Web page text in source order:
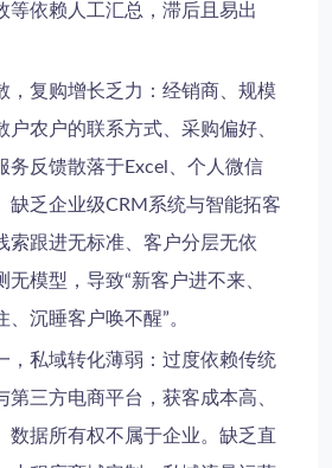
等依赖人工汇总，滞后且易出
，复购增长乏力 ：经销商、规模
户农户的联系方式、采购偏好、
务反馈散落于Excel、个人微信
缺乏企业级CRM系统与智能拓客
索跟进无标准、客户分层无依
无模型，导致“新客户进不来、
、沉睡客户唤不醒”。
，私域转化薄弱 ：过度依赖传统
第三方电商平台，获客成本高、
数据所有权不属于企业。缺乏直